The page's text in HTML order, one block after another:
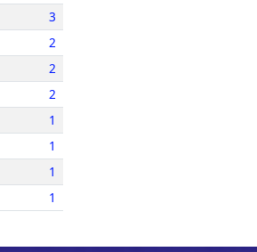
3
2
2
2
1
1
1
1